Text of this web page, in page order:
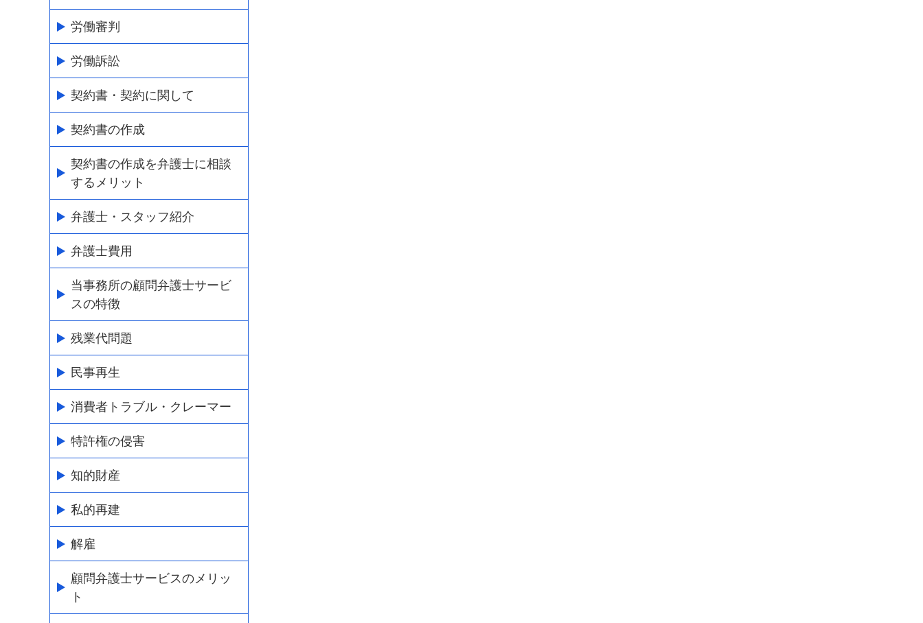
労働審判
労働訴訟
契約書・契約に関して
契約書の作成
契約書の作成を弁護士に相談
するメリット
弁護士・スタッフ紹介
弁護士費用
当事務所の顧問弁護士サービ
スの特徴
残業代問題
民事再生
消費者トラブル・クレーマー
特許権の侵害
知的財産
私的再建
解雇
顧問弁護士サービスのメリッ
ト